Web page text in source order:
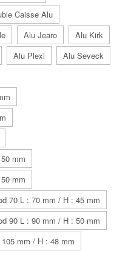
Caisse Alu
Alu Jearo
Alu Kirk
Alu Plexi
Alu Seveck
mm
mm
70 L : 70 mm / H : 45 mm
90 L : 90 mm / H : 50 mm
mm / H : 48 mm